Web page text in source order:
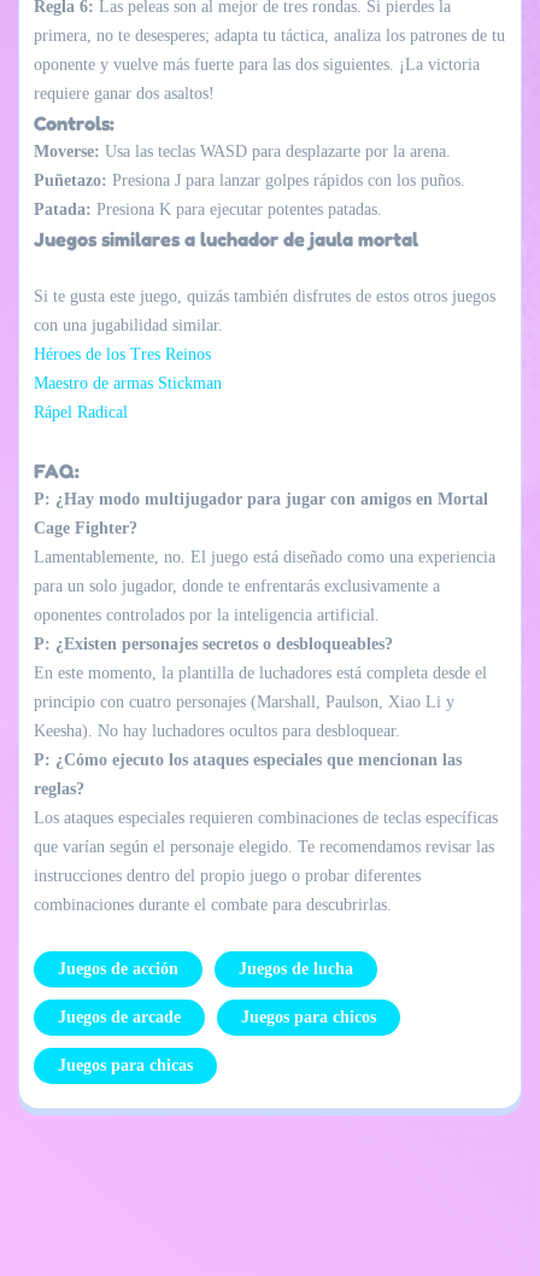
Regla 6: Las peleas son al mejor de tres rondas. Si pierdes la
primera, no te desesperes; adapta tu táctica, analiza los patrones de tu
oponente y vuelve más fuerte para las dos siguientes. ¡La victoria
requiere ganar dos asaltos!
Controls:
Moverse: Usa las teclas WASD para desplazarte por la arena.
Puñetazo: Presiona J para lanzar golpes rápidos con los puños.
Patada: Presiona K para ejecutar potentes patadas.
Juegos similares a luchador de jaula mortal
Si te gusta este juego, quizás también disfrutes de estos otros juegos
con una jugabilidad similar.
Héroes de los Tres Reinos
Maestro de armas Stickman
Rápel Radical
FAQ:
P: ¿Hay modo multijugador para jugar con amigos en Mortal
Cage Fighter?
Lamentablemente, no. El juego está diseñado como una experiencia
para un solo jugador, donde te enfrentarás exclusivamente a
oponentes controlados por la inteligencia artificial.
P: ¿Existen personajes secretos o desbloqueables?
En este momento, la plantilla de luchadores está completa desde el
principio con cuatro personajes (Marshall, Paulson, Xiao Li y
Keesha). No hay luchadores ocultos para desbloquear.
P: ¿Cómo ejecuto los ataques especiales que mencionan las
reglas?
Los ataques especiales requieren combinaciones de teclas específicas
que varían según el personaje elegido. Te recomendamos revisar las
instrucciones dentro del propio juego o probar diferentes
combinaciones durante el combate para descubrirlas.
Juegos de acción Juegos de lucha
Juegos de arcade Juegos para chicos
Juegos para chicas